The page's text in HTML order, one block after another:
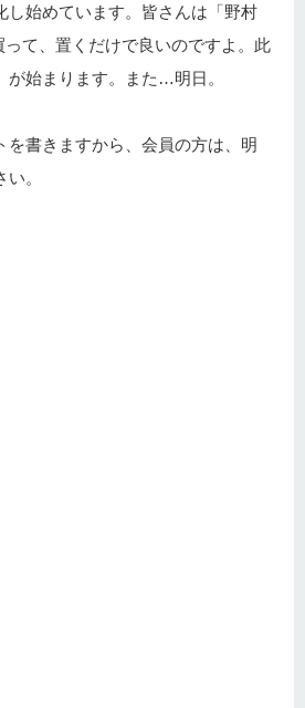
始めています。皆さんは「野村
て、置くだけで良いのですよ。此
が始まります。また…明日。
を書きますから、会員の方は、明
。